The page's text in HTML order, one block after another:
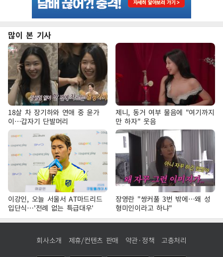
많이 본 기사
18살 차 장기하와 연애 중 윤가
이…갑자기 단발머리
제니, 동거 여부 물음에 "여기까지
만 하자" 웃음
이강인, 오늘 서울서 AT마드리드
입단식…'전례 없는 특급대우'
장영란 "쌍커풀 3번 밖에…왜 성
형미인이라고 하냐"
회사소개 제휴/컨텐츠 판매 약관·정책 고충처리